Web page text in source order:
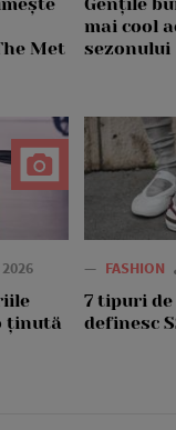
Met
Gențile
mai cool
sezonului
ținută
— FASHION
7 tipuri
definesc